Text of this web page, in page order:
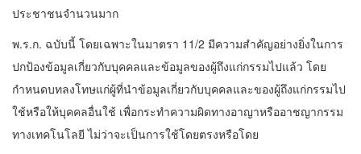
ประชาชนจำนวนมาก
พ.ร.ก. ฉบับนี้ โดยเฉพาะในมาตรา 11/2 มีความสำคัญอย่างยิ่งในการ
ปกป้องข้อมูลเกี่ยวกับบุคคลและข้อมูลของผู้ถึงแก่กรรมไปแล้ว โดย
กำหนดบทลงโทษแก่ผู้ที่นำข้อมูลเกี่ยวกับบุคคลและของผู้ถึงแก่กรรมไป
ใช้หรือให้บุคคลอื่นใช้ เพื่อกระทำความผิดทางอาญาหรืออาชญากรรม
ทางเทคโนโลยี ไม่ว่าจะเป็นการใช้โดยตรงหรือโดย